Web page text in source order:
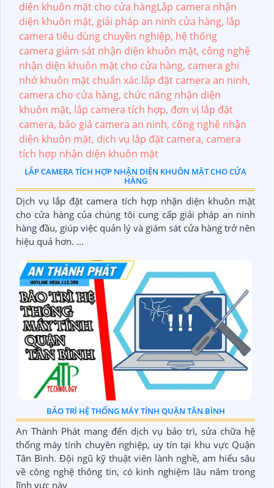
LẮP CAMERA TÍCH HỢP NHẬN DIỆN KHUÔN MẶT CHO CỬA
HÀNG
Dịch vụ lắp đặt camera tích hợp nhận diện khuôn mặt
cho cửa hàng của chúng tôi cung cấp giải pháp an ninh
hàng đầu, giúp việc quản lý và giám sát cửa hàng trở nên
hiệu quả hơn. ...
BẢO TRÌ HỆ THỐNG MÁY TÍNH QUẬN TÂN BÌNH
An Thành Phát mang đến dịch vụ bảo trì, sửa chữa hệ
thống máy tính chuyên nghiệp, uy tín tại khu vực Quận
Tân Bình. Đội ngũ kỹ thuật viên lành nghề, am hiểu sâu
về công nghệ thông tin, có kinh nghiệm lâu năm trong
lĩnh vực này